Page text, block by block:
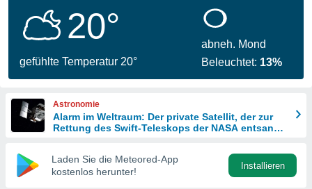
dass
sind.
diese
20°
gefühlte Temperatur 20°
abneh. Mond
Beleuchtet: 13%
Astronomie
Alarm im Weltraum: Der private Satellit, der zur
Rettung des Swift-Teleskops der NASA entsandt
Laden Sie die Meteored-App
kostenlos herunter!
Installieren